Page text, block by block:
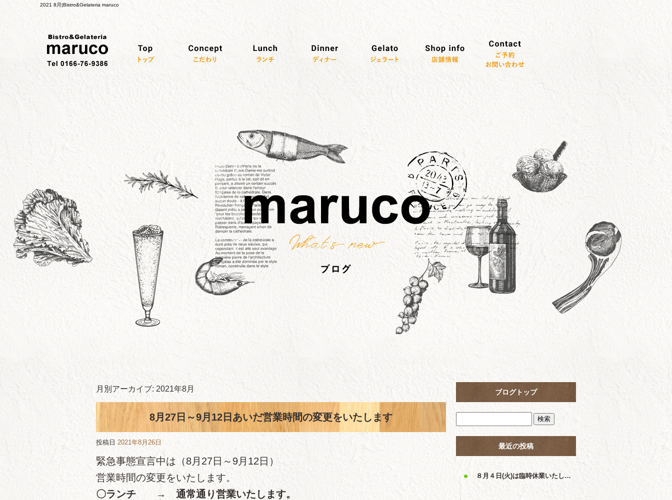
2021 8月|Bistro&Gelateria maruco
月別アーカイブ: 2021年8月
8月27日～9月12日あいだ営業時間の変更をいたします
投稿日 2021年8月26日
緊急事態宣言中は（8月27日～9月12日）
営業時間の変更をいたします。
〇ランチ → 通常通り営業いたします。
ブログトップ
最近の投稿
８月４日(火)は臨時休業いたします